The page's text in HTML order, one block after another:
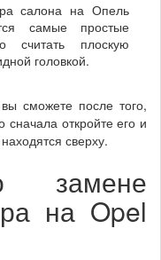
салона на Опель
самые простые
считать плоскую
головкой.
сможете после того,
сначала откройте его и
сверху.
замене
на Opel